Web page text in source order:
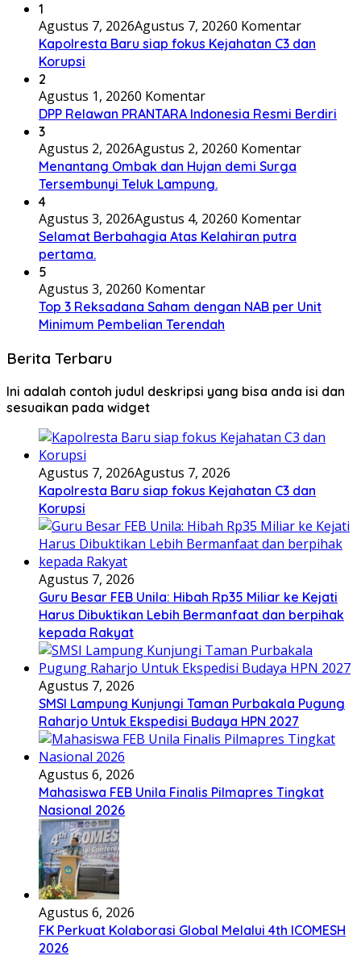
1
Agustus 7, 2026Agustus 7, 20260 Komentar
Kapolresta Baru siap fokus Kejahatan C3 dan
Korupsi
2
Agustus 1, 20260 Komentar
DPP Relawan PRANTARA Indonesia Resmi Berdiri
3
Agustus 2, 2026Agustus 2, 20260 Komentar
Menantang Ombak dan Hujan demi Surga
Tersembunyi Teluk Lampung.
4
Agustus 3, 2026Agustus 4, 20260 Komentar
Selamat Berbahagia Atas Kelahiran putra
pertama.
5
Agustus 3, 20260 Komentar
Top 3 Reksadana Saham dengan NAB per Unit
Minimum Pembelian Terendah
Berita Terbaru
Ini adalah contoh judul deskripsi yang bisa anda isi dan
sesuaikan pada widget
Agustus 7, 2026Agustus 7, 2026
Kapolresta Baru siap fokus Kejahatan C3 dan
Korupsi
Agustus 7, 2026
Guru Besar FEB Unila: Hibah Rp35 Miliar ke Kejati
Harus Dibuktikan Lebih Bermanfaat dan berpihak
kepada Rakyat
Agustus 7, 2026
SMSI Lampung Kunjungi Taman Purbakala Pugung
Raharjo Untuk Ekspedisi Budaya HPN 2027
Agustus 6, 2026
Mahasiswa FEB Unila Finalis Pilmapres Tingkat
Nasional 2026
Agustus 6, 2026
FK Perkuat Kolaborasi Global Melalui 4th ICOMESH
2026